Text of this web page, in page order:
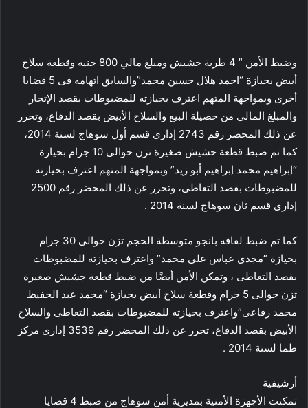
وضبط الأمن ” 4 طربة حشيش ومبلغ مالي 800 جنيه وقطعة سلاح
أبيض بحيازة “احمد هلال حسين محمد”والسابق اتهامه فى 5 قضايا
أخرى وبمواجهة المتهم اعترف بحيازته للمضبوطات بقصد الإتجار
والمبلغ المالي من حصيلة البيع والسلاح الأبيض بقصد الدفاع، وتحرر
عن ذلك المحضر رقم 2743 إدارى قسم أول سوهاج لسنة 2014،
كما تم ضبط قطعة حشيش صغيرة تزن حوالى 10 جرام بحيازة
“إبراهيم محمد إبراهيم أبو زيد” وبمواجهة المتهم اعترف بحيازته
للمضبوطات بقصد التعاطى، وتحرر عن ذلك المحضر رقم 2500
إدارى قسم ثان سوهاج لسنة 2014 .
كما تم ضبط لفافه بانجو متوسطة الحجم تزن حوالى 30 جرام
بحيازة “مجدى عباس على محمد” واعترف بحيازته للمضبوطات
بقصد التعاطى ، وتمكن الأمن أيضًا من ضبط قطعة جشيش صغيرة
تزن حوالى 5 جرام وقطعة سلاح أبيض بحيازة “محمد عبد الحفيظ
محمد رفاعى”واعترف بحيازته للمضبوطات بقصد التعاطى والسلاح
الأبيض بقصد الدفاع، تحرر عن ذلك المحضر رقم 3539 إدارى مركز
طما لسنة 2014 .
أرشيفية
تمكنت الأجهزة الأمنية بمديرية أمن سوهاج من ضبط 4 قضايا